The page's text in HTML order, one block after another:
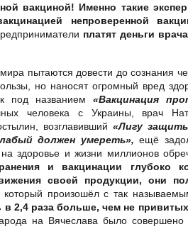
вакциной! Именно такие
непроверенной
платят деньги
пытаются довести до сознания
но наносят огромный вред
под названием «Вакцинация
человека с Украины, врач
возглавивший «Лигу
должен умереть», ещё
на здоровье и жизни миллионов
и вакцинации глубоко
своей продукции, они
произошёл с так
в 2,4 раза больше, чем не
на Вячеслава было совершено